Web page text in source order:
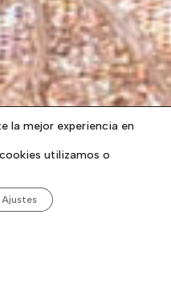
la mejor experiencia en
utilizamos o
Ajustes